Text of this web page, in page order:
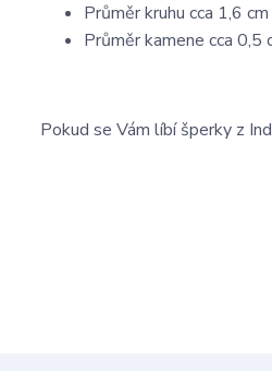
Průměr kruhu cca 1,6 cm
Průměr kamene cca 0,5
Pokud se Vám líbí šperky z